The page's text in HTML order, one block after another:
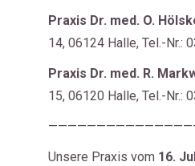
Praxis Dr. med. O.
14, 06124 Halle, Tel.-Nr.:
Praxis Dr. med. R.
15, 06120 Halle, Tel.-Nr.:
Unsere Praxis vom 16.